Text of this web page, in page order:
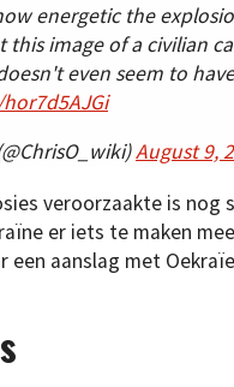
energetic the
this image of a civilian
even seem to
August 9,
veroorzaakte is
er iets te maken
een aanslag met